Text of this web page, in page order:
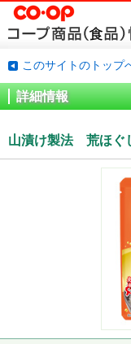
このサイトのトップ
詳細情報
山漬け製法 荒ほぐ